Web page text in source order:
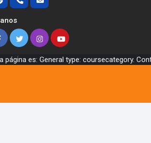
página es: General type: coursecategory.